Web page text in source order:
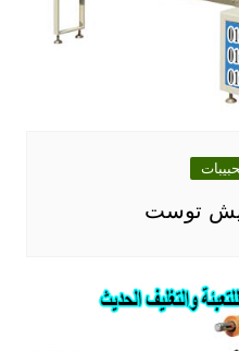
عيش توست